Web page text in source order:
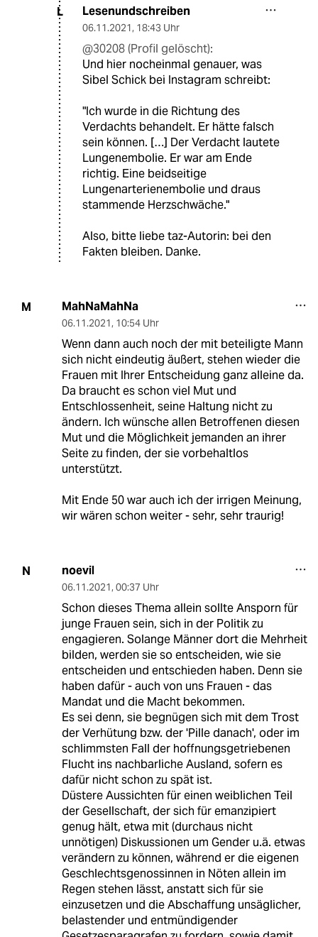
L Lesenundschreiben
06.11.2021, 18:43 Uhr
@30208 (Profil gelöscht):
Und hier nocheinmal genauer, was
Sibel Schick bei Instagram schreibt:
"Ich wurde in die Richtung des
Verdachts behandelt. Er hätte falsch
sein können. […] Der Verdacht lautete
Lungenembolie. Er war am Ende
richtig. Eine beidseitige
Lungenarterienembolie und draus
stammende Herzschwäche."
Also, bitte liebe taz-Autorin: bei den
Fakten bleiben. Danke.
M MahNaMahNa
06.11.2021, 10:54 Uhr
Wenn dann auch noch der mit beteiligte Mann
sich nicht eindeutig äußert, stehen wieder die
Frauen mit Ihrer Entscheidung ganz alleine da.
Da braucht es schon viel Mut und
Entschlossenheit, seine Haltung nicht zu
ändern. Ich wünsche allen Betroffenen diesen
Mut und die Möglichkeit jemanden an ihrer
Seite zu finden, der sie vorbehaltlos
unterstützt.
Mit Ende 50 war auch ich der irrigen Meinung,
wir wären schon weiter - sehr, sehr traurig!
N noevil
06.11.2021, 00:37 Uhr
Schon dieses Thema allein sollte Ansporn für
junge Frauen sein, sich in der Politik zu
engagieren. Solange Männer dort die Mehrheit
bilden, werden sie so entscheiden, wie sie
entscheiden und entschieden haben. Denn sie
haben dafür - auch von uns Frauen - das
Mandat und die Macht bekommen.
Es sei denn, sie begnügen sich mit dem Trost
der Verhütung bzw. der 'Pille danach', oder im
schlimmsten Fall der hoffnungsgetriebenen
Flucht ins nachbarliche Ausland, sofern es
dafür nicht schon zu spät ist.
Düstere Aussichten für einen weiblichen Teil
der Gesellschaft, der sich für emanzipiert
genug hält, etwa mit (durchaus nicht
unnötigen) Diskussionen um Gender u.ä. etwas
verändern zu können, während er die eigenen
Geschlechtsgenossinnen in Nöten allein im
Regen stehen lässt, anstatt sich für sie
einzusetzen und die Abschaffung unsäglicher,
belastender und entmündigender